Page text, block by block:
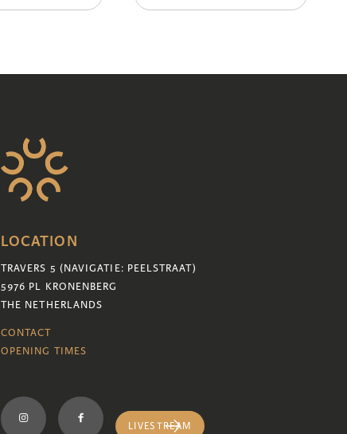
LOCATION
TRAVERS 5 (NAVIGATIE: PEELSTRAAT)
5976 PL KRONENBERG
THE NETHERLANDS
CONTACT
OPENING TIMES
LIVESTREAM